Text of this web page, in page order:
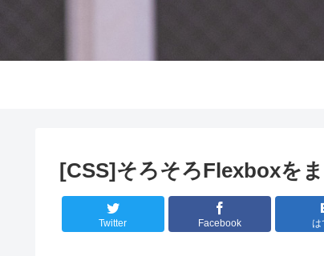
[CSS]そろそろFlexboxを
Twitter Facebook は